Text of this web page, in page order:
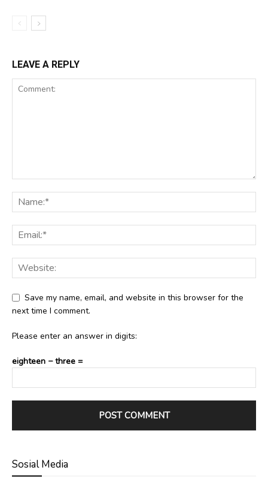
LEAVE A REPLY
Save my name, email, and website in this browser for the
next time I comment.
Please enter an answer in digits:
eighteen − three =
Sosial Media